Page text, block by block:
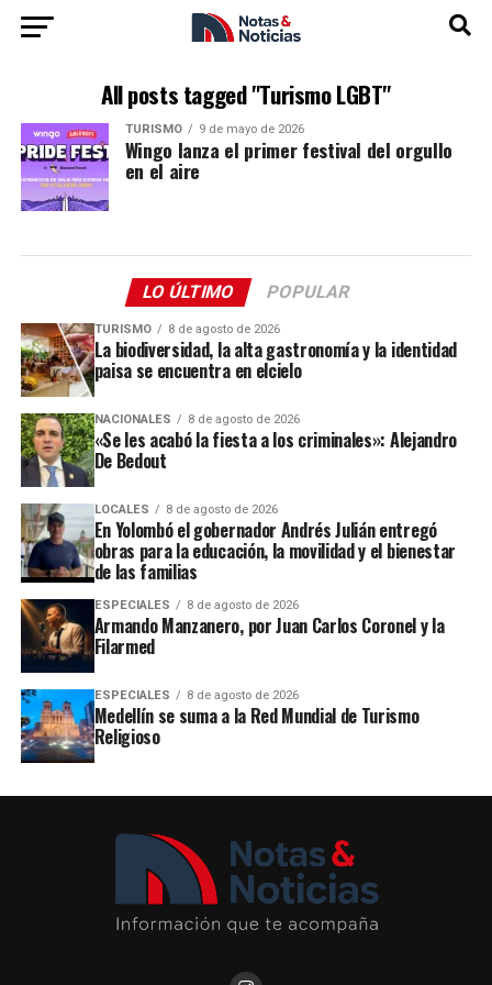
All posts tagged "Turismo LGBT"
TURISMO 9 de mayo de 2026
Wingo lanza el primer festival del orgullo
en el aire
LO ÚLTIMO POPULAR
TURISMO 8 de agosto de 2026
La biodiversidad, la alta gastronomía y la identidad
paisa se encuentra en elcielo
NACIONALES 8 de agosto de 2026
«Se les acabó la fiesta a los criminales»: Alejandro
De Bedout
LOCALES 8 de agosto de 2026
En Yolombó el gobernador Andrés Julián entregó
obras para la educación, la movilidad y el bienestar
de las familias
ESPECIALES 8 de agosto de 2026
Armando Manzanero, por Juan Carlos Coronel y la
Filarmed
ESPECIALES 8 de agosto de 2026
Medellín se suma a la Red Mundial de Turismo
Religioso